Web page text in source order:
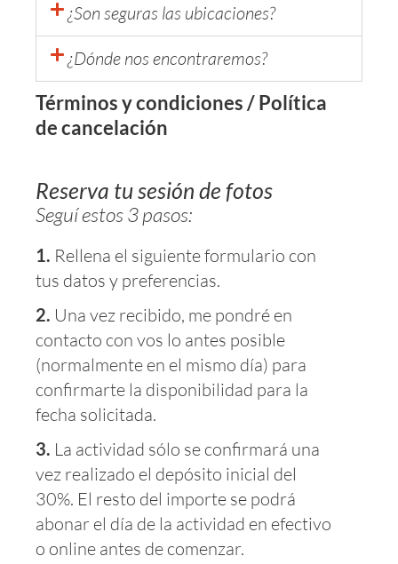
¿Son seguras las ubicaciones?
¿Dónde nos encontraremos?
Términos y condiciones / Política
de cancelación
Reserva tu sesión de fotos
Seguí estos 3 pasos:
1. Rellena el siguiente formulario con
tus datos y preferencias.
2. Una vez recibido, me pondré en
contacto con vos lo antes posible
(normalmente en el mismo día) para
confirmarte la disponibilidad para la
fecha solicitada.
3. La actividad sólo se confirmará una
vez realizado el depósito inicial del
30%. El resto del importe se podrá
abonar el día de la actividad en efectivo
o online antes de comenzar.